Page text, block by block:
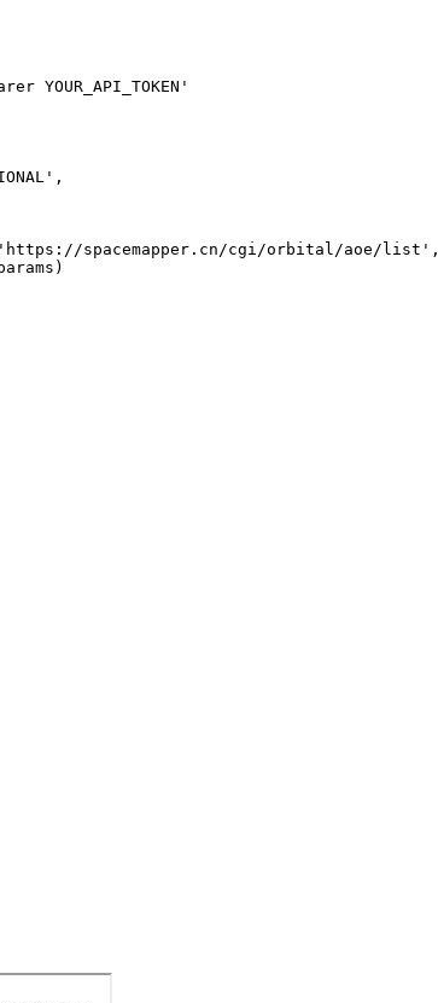
YOUR_API_TOKEN'
spacemapper.cn/cgi/orbital/aoe/list',